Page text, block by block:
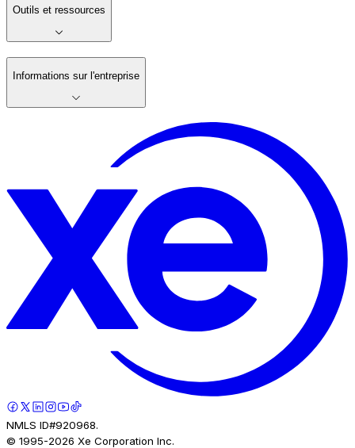
Outils et ressources
Informations sur l'entreprise
NMLS ID#920968.
© 1995-2026 Xe Corporation Inc.